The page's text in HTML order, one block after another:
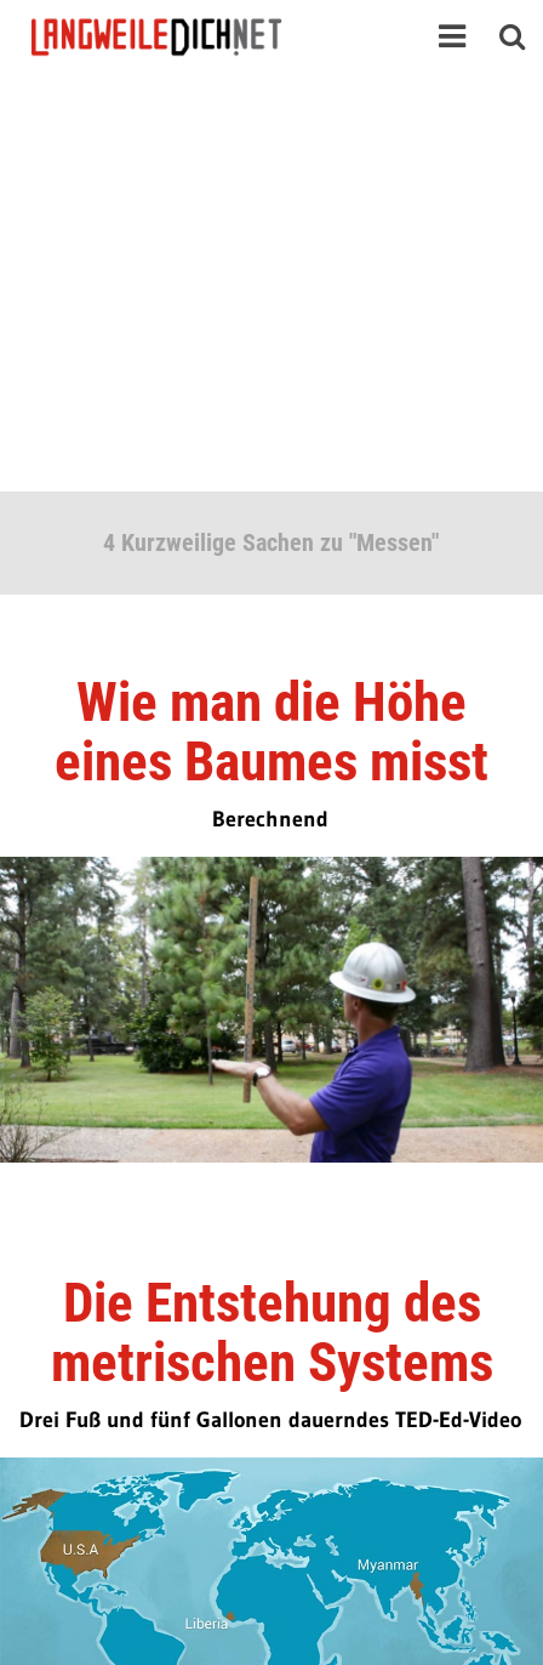
4 Kurzweilige Sachen zu "Messen"
Wie man die Höhe
eines Baumes misst
Berechnend
Die Entstehung des
metrischen Systems
Drei Fuß und fünf Gallonen dauerndes TED-Ed-Video